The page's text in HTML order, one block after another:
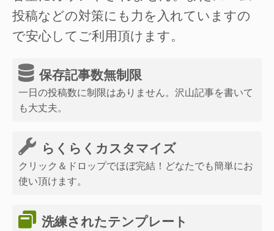
投稿などの対策にも力を入れていますの
で安心してご利用頂けます。
保存記事数無制限
一日の投稿数に制限はありません。沢山記事を書いて
も大丈夫。
らくらくカスタマイズ
クリック＆ドロップでほぼ完結！どなたでも簡単にお
使い頂けます。
洗練されたテンプレート